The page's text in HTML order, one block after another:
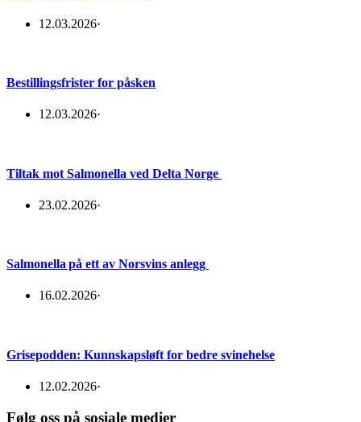
12.03.2026·
Bestillingsfrister for påsken
12.03.2026·
Tiltak mot Salmonella ved Delta Norge
23.02.2026·
Salmonella på ett av Norsvins anlegg
16.02.2026·
Grisepodden: Kunnskapsløft for bedre svinehelse
12.02.2026·
Følg oss på sosiale medier